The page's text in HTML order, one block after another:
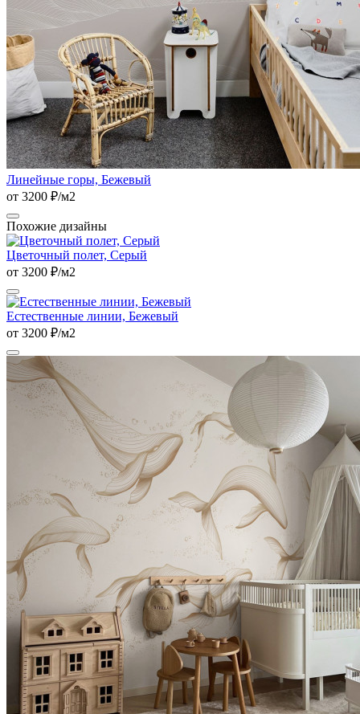
Линейные горы, Бежевый
от 3200 ₽/м2
Похожие дизайны
Цветочный полет, Серый
от 3200 ₽/м2
Естественные линии, Бежевый
от 3200 ₽/м2